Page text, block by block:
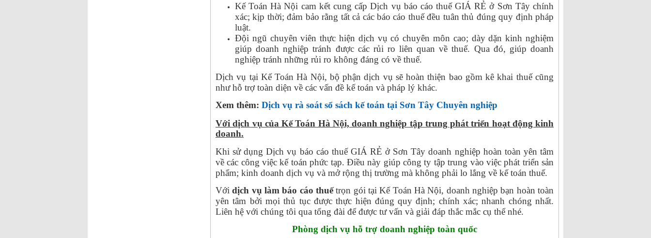
Kế Toán Hà Nội cam kết cung cấp Dịch vụ báo cáo thuế GIÁ RẺ ở Sơn Tây chính
xác; kịp thời; đảm bảo rằng tất cả các báo cáo thuế đều tuân thủ đúng quy định pháp
luật.
Đội ngũ chuyên viên thực hiện dịch vụ có chuyên môn cao; dày dặn kinh nghiệm
giúp doanh nghiệp tránh được các rủi ro liên quan về thuế. Qua đó, giúp doanh
nghiệp tránh những rủi ro không đáng có về thuế.
Dịch vụ tại Kế Toán Hà Nội, bộ phận dịch vụ sẽ hoàn thiện bao gồm kê khai thuế cũng
như hỗ trợ toàn diện về các vấn đề kế toán và pháp lý khác.
Xem thêm: Dịch vụ rà soát sổ sách kế toán tại Sơn Tây Chuyên nghiệp
Với dịch vụ của Kế Toán Hà Nội, doanh nghiệp tập trung phát triển hoạt động kinh
doanh.
Khi sử dụng Dịch vụ báo cáo thuế GIÁ RẺ ở Sơn Tây doanh nghiệp hoàn toàn yên tâm
về các công việc kế toán phức tạp. Điều này giúp công ty tập trung vào việc phát triển sản
phẩm; kinh doanh dịch vụ và mở rộng thị trường mà không phải lo lắng về kế toán thuế.
Vớidịch vụ làm báo cáo thuếtrọn gói tại Kế Toán Hà Nội, doanh nghiệp bạn hoàn toàn
yên tâm bởi mọi thủ tục được thực hiện đúng quy định; chính xác; nhanh chóng nhất.
Liên hệ với chúng tôi qua tổng đài để được tư vấn và giải đáp thắc mắc cụ thể nhé.
Phòng dịch vụ hỗ trợ doanh nghiệp toàn quốc